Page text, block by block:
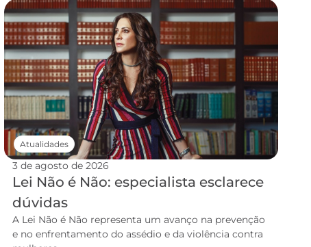
3 de agosto de 2026
Lei Não é Não: especialista esclarece
dúvidas
A Lei Não é Não representa um avanço na prevenção
e no enfrentamento do assédio e da violência contra
Atualidades